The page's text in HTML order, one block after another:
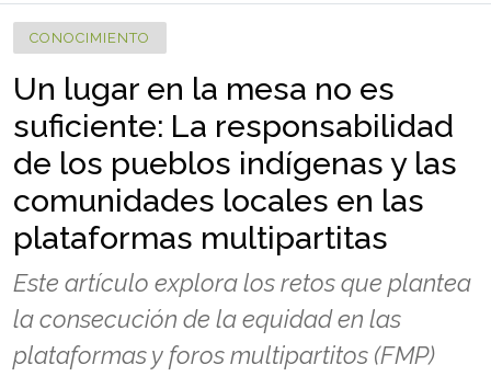
CONOCIMIENTO
Un lugar en la mesa no es
suficiente: La responsabilidad
de los pueblos indígenas y las
comunidades locales en las
plataformas multipartitas
Este artículo explora los retos que plantea
la consecución de la equidad en las
plataformas y foros multipartitos (FMP)